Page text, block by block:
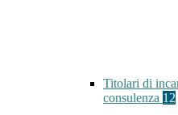
Titolari di
consulenza 12